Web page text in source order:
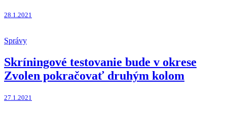
28.1.2021
Správy
Skríningové testovanie bude v okrese
Zvolen pokračovať druhým kolom
27.1.2021